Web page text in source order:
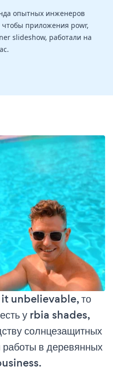
опытных инженеров
чтобы приложения powr,
slideshow, работали на
unbelievable, то
у rbia shades,
солнцезащитных
в деревянных